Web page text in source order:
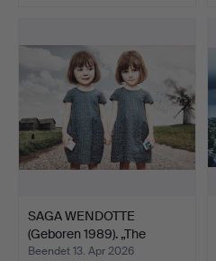
SAGA WENDOTTE
(Geboren 1989). „The
Watson …
Beendet 13. Apr 2026